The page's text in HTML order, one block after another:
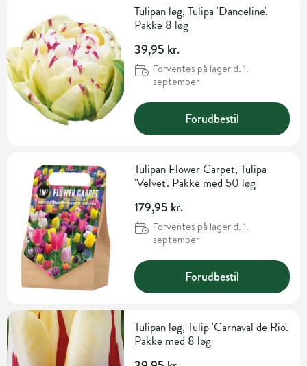
Tulipan løg, Tulipa 'Danceline'.
Pakke 8 løg
39,95 kr.
Forventes på lager d. 1.
september
Forudbestil
Tulipan Flower Carpet, Tulipa
'Velvet'. Pakke med 50 løg
179,95 kr.
Forventes på lager d. 1.
september
Forudbestil
Tulipan løg, Tulip 'Carnaval de Rio'.
Pakke med 8 løg